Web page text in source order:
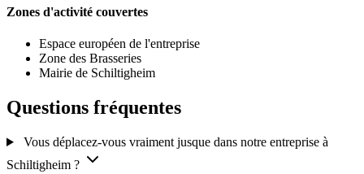
Zones d'activité couvertes
Espace européen de l'entreprise
Zone des Brasseries
Mairie de Schiltigheim
Questions fréquentes
Vous déplacez-vous vraiment jusque dans notre entreprise à
Schiltigheim ?